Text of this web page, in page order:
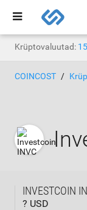
Krüptovaluutad:
COINCOST
INVESTCOIN
? USD